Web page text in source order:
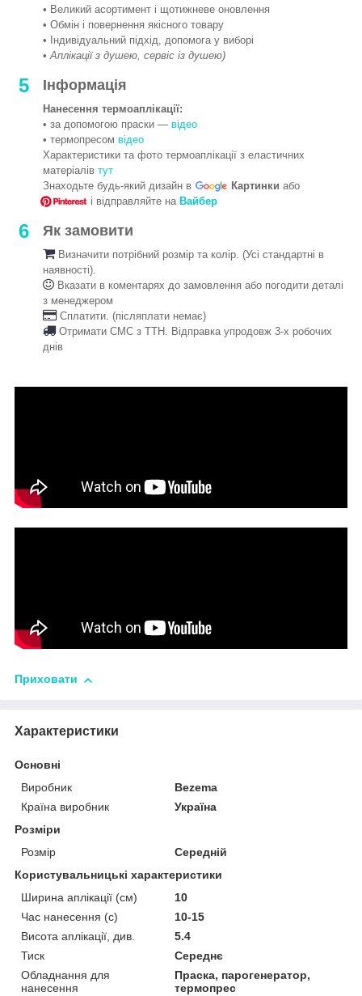
• Великий асортимент і щотижневе оновлення
• Обмін і повернення якісного товару
• Індивідуальний підхід, допомога у виборі
•Аплікації з душею, сервіс із душею)
5 Інформація
Нанесення термоаплікації:
• за допомогою праски — відео
• термопресом відео
Характеристики та фото термоаплікації з еластичних
матеріалів тут
Знаходьте будь-який дизайн в
Картинки або
і відправляйте на Вайбер
6 Як замовити
Визначити потрібний розмір та колір. (Усі стандартні в
наявності).
Вказати в коментарях до замовлення або погодити деталі
з менеджером
Сплатити. (післяплати немає)
Отримати СМС з ТТН. Відправка упродовж 3-х робочих
днів
Приховати
Характеристики
Основні
Виробник
Bezema
Країна виробник
Україна
Розміри
Розмір
Середній
Користувальницькі характеристики
Ширина аплікації (см)
10
Час нанесення (с)
10-15
Висота аплікації, див.
5.4
Тиск
Середнє
Обладнання для
нанесення
Праска, парогенератор,
термопрес